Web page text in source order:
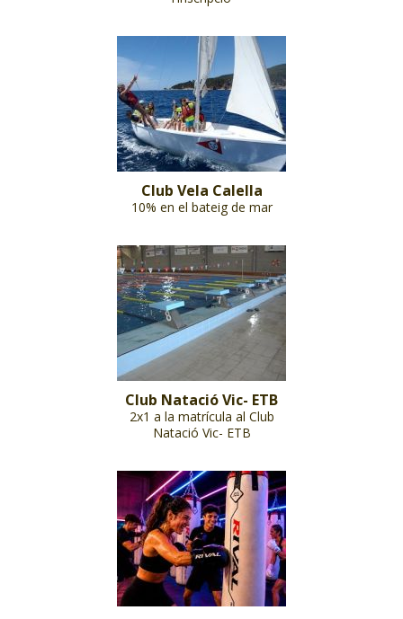
Club Vela Calella
10% en el bateig de mar
Club Natació Vic- ETB
2x1 a la matrícula al Club
Natació Vic- ETB